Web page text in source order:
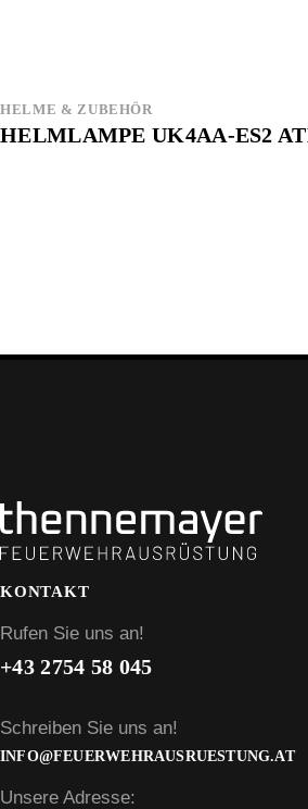
HELME & ZUBEHÖR
HELMLAMPE UK4AA-ES2
KONTAKT
Rufen Sie uns an!
+43 2754 58 045
Schreiben Sie uns an!
INFO@FEUERWEHRAUSRUESTUNG.AT
Unsere Adresse: